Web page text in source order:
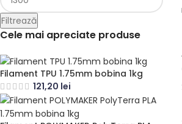
Filtrează
Cele mai apreciate produse
Filament TPU 1.75mm bobina 1kg
121,20 lei